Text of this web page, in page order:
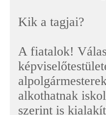
Kik a tagjai?
A fiatalok!
alkothatnak
szerint is